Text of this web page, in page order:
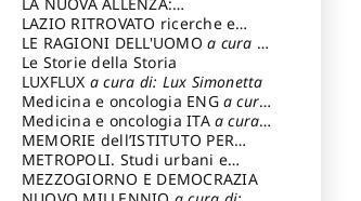
ARCHITETTURA & AMBIENTE
LAZIO RITROVATO ricerche e
restauri
LE RAGIONI DELL'UOMOa cura di:
Lombardi Satriani Luigi
Le Storie della Storia
LUXFLUX a cura di: Lux Simonetta
Medicina e oncologia ENG a cura
di: Lopez Massimo
Medicina e oncologia ITA a cura
di: Lopez Massimo
MEMORIE dell’ISTITUTO PER
STORIA DEL RISORGIMENTO
METROPOLI. Studi urbani e
regionali
MEZZOGIORNO E DEMOCRAZIA